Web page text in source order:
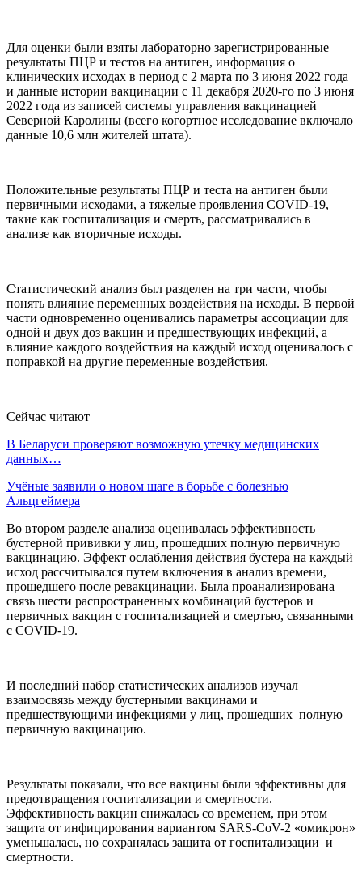
Для оценки были взяты лабораторно зарегистрированные
результаты ПЦР и тестов на антиген, информация о
клинических исходах в период с 2 марта по 3 июня 2022 года
и данные истории вакцинации с 11 декабря 2020-го по 3 июня
2022 года из записей системы управления вакцинацией
Северной Каролины (всего когортное исследование включало
данные 10,6 млн жителей штата).
Положительные результаты ПЦР и теста на антиген были
первичными исходами, а тяжелые проявления COVID-19,
такие как госпитализация и смерть, рассматривались в
анализе как вторичные исходы.
Статистический анализ был разделен на три части, чтобы
понять влияние переменных воздействия на исходы. В первой
части одновременно оценивались параметры ассоциации для
одной и двух доз вакцин и предшествующих инфекций, а
влияние каждого воздействия на каждый исход оценивалось с
поправкой на другие переменные воздействия.
Сейчас читают
В Беларуси проверяют возможную утечку медицинских
данных…
Учёные заявили о новом шаге в борьбе с болезнью
Альцгеймера
Во втором разделе анализа оценивалась эффективность
бустерной прививки у лиц, прошедших полную первичную
вакцинацию. Эффект ослабления действия бустера на каждый
исход рассчитывался путем включения в анализ времени,
прошедшего после ревакцинации. Была проанализирована
связь шести распространенных комбинаций бустеров и
первичных вакцин с госпитализацией и смертью, связанными
с COVID-19.
И последний набор статистических анализов изучал
взаимосвязь между бустерными вакцинами и
предшествующими инфекциями у лиц, прошедших полную
первичную вакцинацию.
Результаты показали, что все вакцины были эффективны для
предотвращения госпитализации и смертности.
Эффективность вакцин снижалась со временем, при этом
защита от инфицирования вариантом SARS-CoV-2 «омикрон»
уменьшалась, но сохранялась защита от госпитализации и
смертности.